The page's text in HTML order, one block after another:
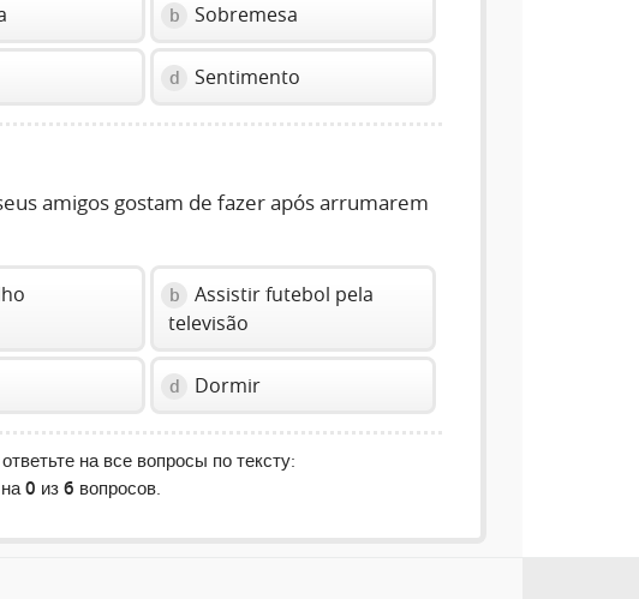
b Sobremesa
d Sentimento
amigos gostam de fazer após arrumarem
b
Assistir futebol pela
televisão
d Dormir
на все вопросы по тексту:
на0 из6 вопросов.